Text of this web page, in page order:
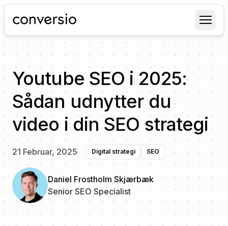
Conversio
Youtube SEO i 2025:
Sådan udnytter du
video i din SEO strategi
21 Februar, 2025 Digital strategi SEO
Daniel Frostholm Skjærbæk
Senior SEO Specialist